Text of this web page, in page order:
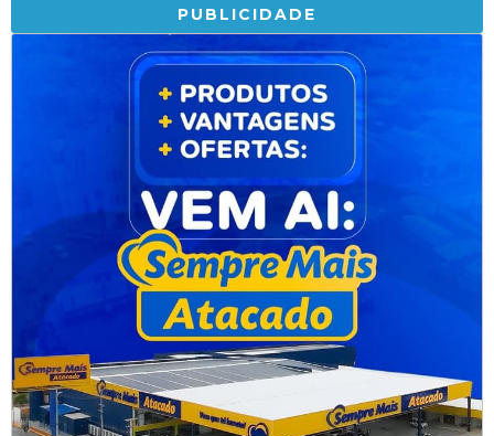
PUBLICIDADE